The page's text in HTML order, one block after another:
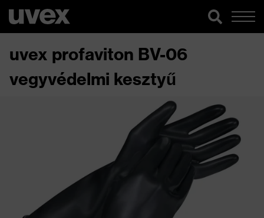
uvex profaviton BV-06
vegyvédelmi kesztyű